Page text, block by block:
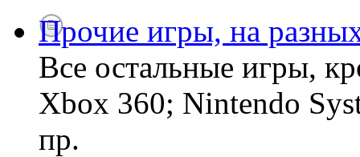
Прочие игры, на
Все остальные игры,
Xbox 360; Nintendo
пр.